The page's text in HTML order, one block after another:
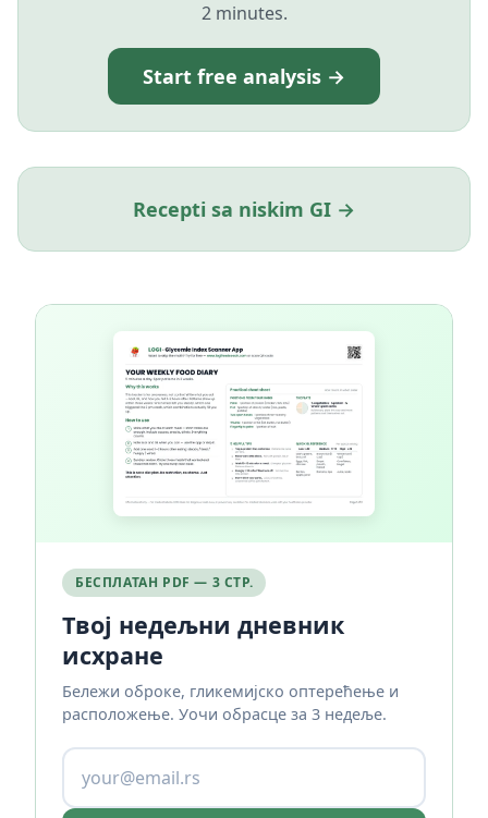
2 minutes.
Start free analysis →
Recepti sa niskim GI →
БЕСПЛАТАН PDF — 3 СТР.
Твој недељни дневник
исхране
Бележи оброке, гликемијско оптерећење и
расположење. Уочи обрасце за 3 недеље.